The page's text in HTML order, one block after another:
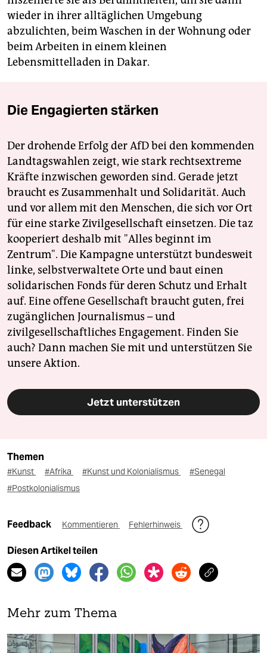
wieder in ihrer alltäglichen Umgebung
abzulichten, beim Waschen in der Wohnung oder
beim Arbeiten in einem kleinen
Lebensmittelladen in Dakar.
Die Engagierten stärken
Der drohende Erfolg der AfD bei den kommenden
Landtagswahlen zeigt, wie stark rechtsextreme
Kräfte inzwischen geworden sind. Gerade jetzt
braucht es Zusammenhalt und Solidarität. Auch
und vor allem mit den Menschen, die sich vor Ort
für eine starke Zivilgesellschaft einsetzen. Die taz
kooperiert deshalb mit "Alles beginnt im
Zentrum". Die Kampagne unterstützt bundesweit
linke, selbstverwaltete Orte und baut einen
solidarischen Fonds für deren Schutz und Erhalt
auf. Eine offene Gesellschaft braucht guten, frei
zugänglichen Journalismus – und
zivilgesellschaftliches Engagement. Finden Sie
auch? Dann machen Sie mit und unterstützen Sie
unsere Aktion.
Jetzt unterstützen
Themen
#Kunst #Afrika #Kunst und Kolonialismus
#Senegal
#Postkolonialismus
Feedback Kommentieren Fehlerhinweis
Diesen Artikel teilen
Mehr zum Thema